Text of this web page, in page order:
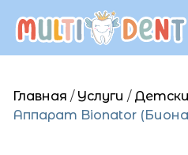
Главная / Услуги /
Аппарат Bionator